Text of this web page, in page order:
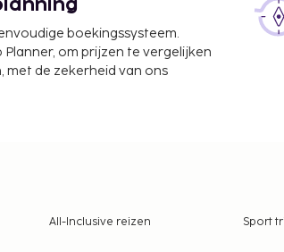
boekingssysteem.
Planner, om prijzen te vergelijken
met de zekerheid van ons
All-Inclusive reizen Sport